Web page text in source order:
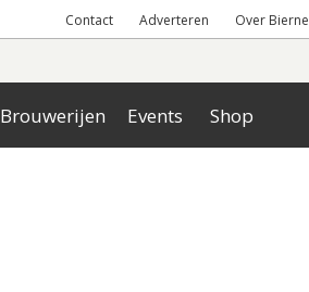
Contact Adverteren Over
Brouwerijen Events Shop